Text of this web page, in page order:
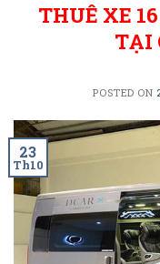
THUÊ XE
TẠI
POSTED ON
23
Th10